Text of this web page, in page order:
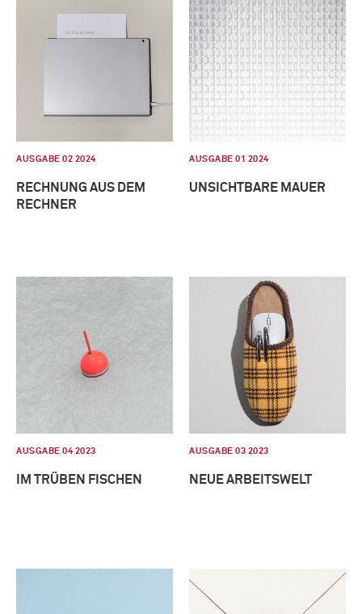
AUSGABE 02 2024
RECHNUNG AUS DEM
RECHNER
AUSGABE 01 2024
UNSICHTBARE MAUER
AUSGABE 04 2023
IM TRÜBEN FISCHEN
AUSGABE 03 2023
NEUE ARBEITSWELT